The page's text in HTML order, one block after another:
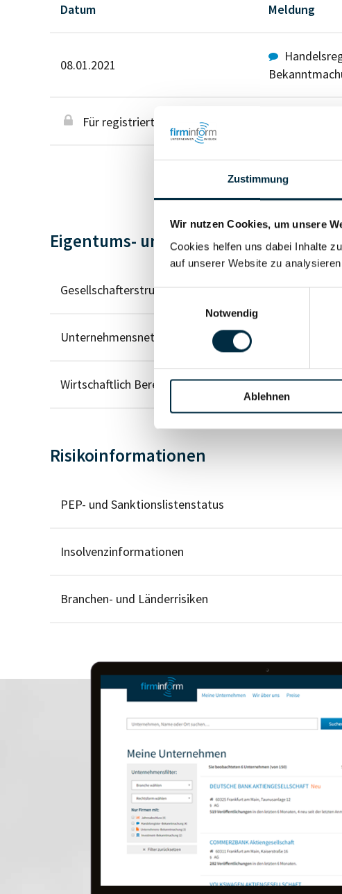
Zustimmung
Wir nutzen Cookies, um unsere
Cookies helfen uns dabei Inhalte
auf unserer Website zu
Einwilligungsauswahl
Notwendig
Ablehnen
Datum Meldung
08.01.2021
Für registrierte Nutzer
Eigentums- und Kontrollstruktur
Gesellschafterstruktur
Unternehmensnetzwerk
Wirtschaftlich Berechtigten Pfad
Risikoinformationen
PEP- und Sanktionslistenstatus
Insolvenzinformationen
Branchen- und Länderrisiken